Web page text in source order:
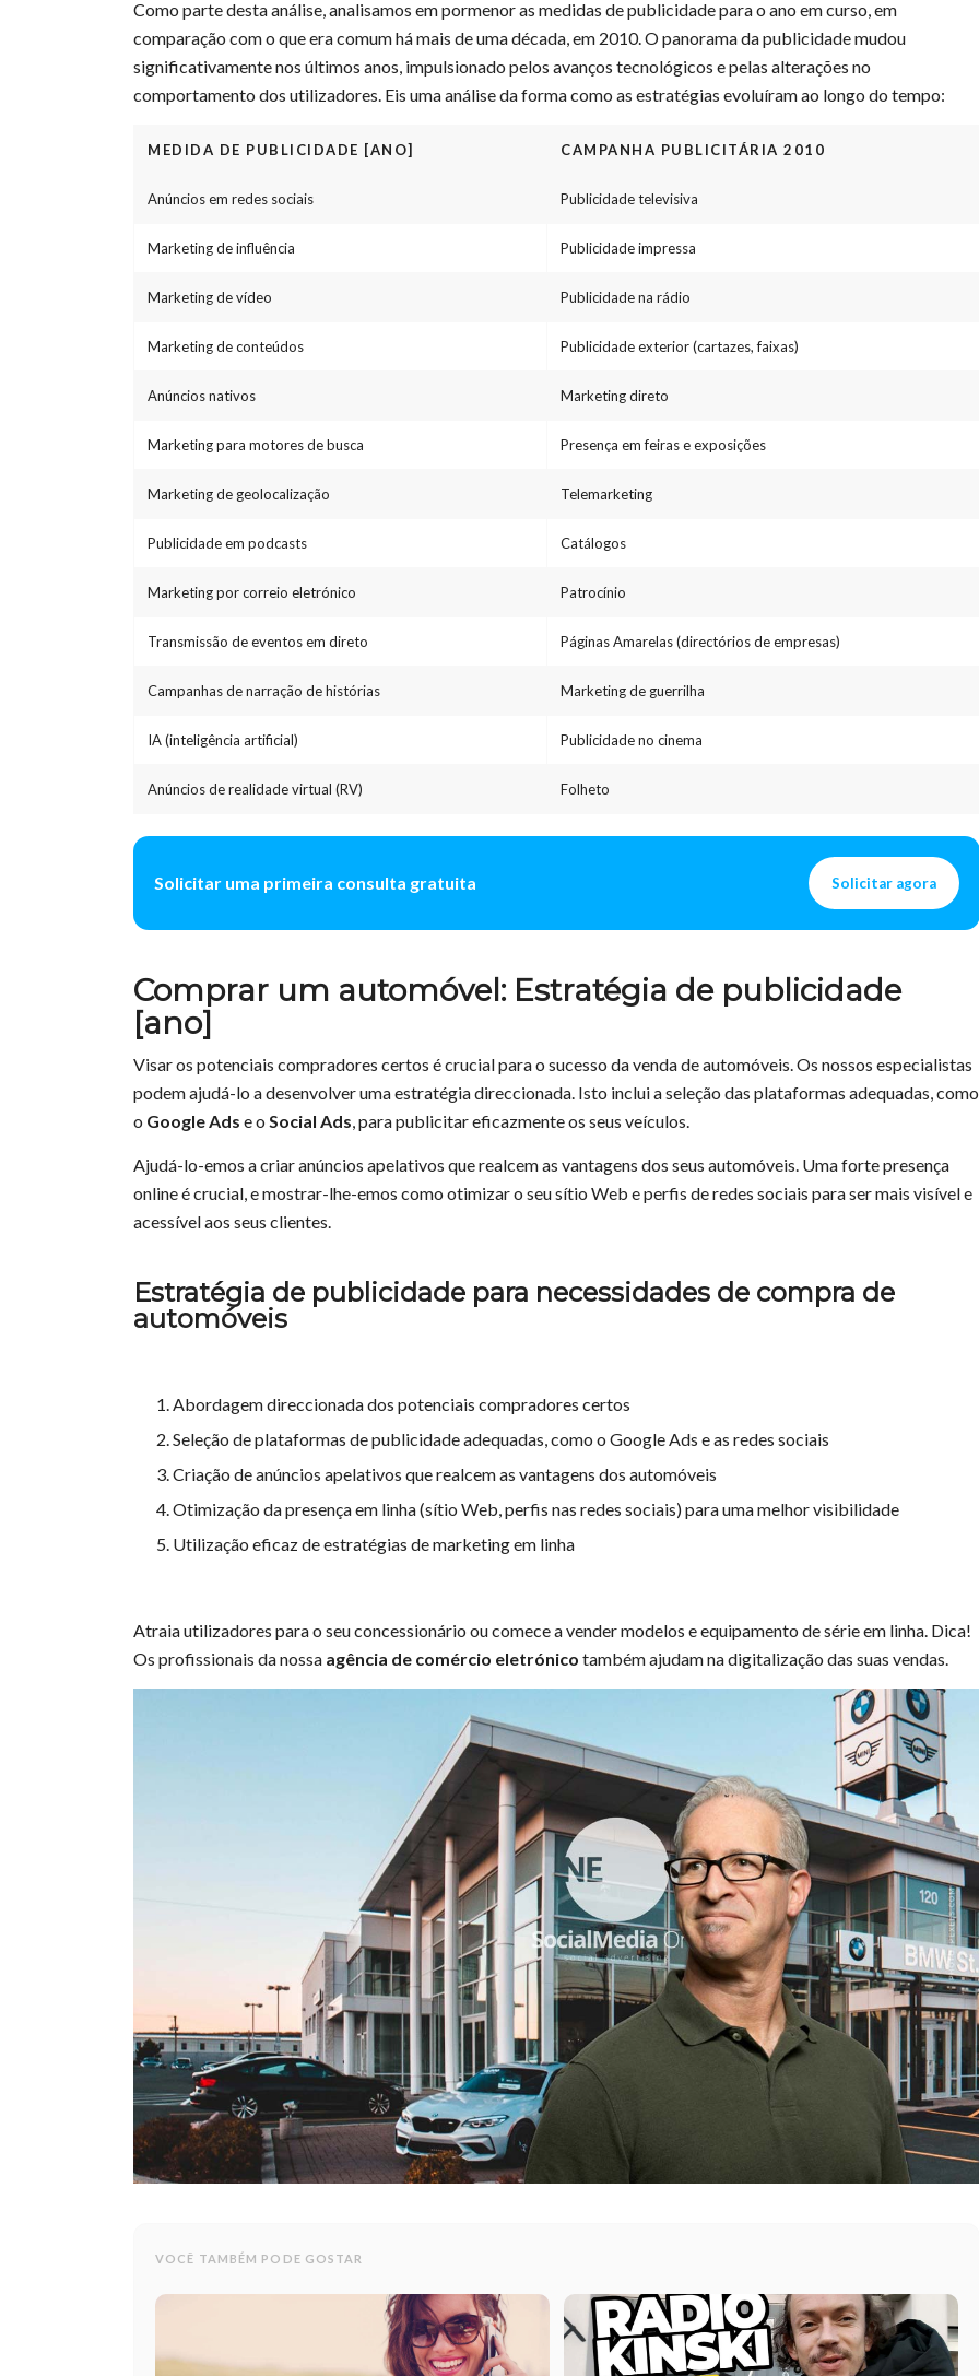
Como parte desta análise, analisamos em pormenor as medidas de publicidade para o ano em curso, em
comparação com o que era comum há mais de uma década, em 2010. O panorama da publicidade mudou
significativamente nos últimos anos, impulsionado pelos avanços tecnológicos e pelas alterações no
comportamento dos utilizadores. Eis uma análise da forma como as estratégias evoluíram ao longo do tempo:
MEDIDA DE PUBLICIDADE [ANO] CAMPANHA PUBLICITÁRIA 2010
Anúncios em redes sociais Publicidade televisiva
Marketing de influência Publicidade impressa
Marketing de vídeo Publicidade na rádio
Marketing de conteúdos Publicidade exterior (cartazes, faixas)
Anúncios nativos Marketing direto
Marketing para motores de busca Presença em feiras e exposições
Marketing de geolocalização Telemarketing
Publicidade em podcasts Catálogos
Marketing por correio eletrónico Patrocínio
Transmissão de eventos em direto Páginas Amarelas (directórios de empresas)
Campanhas de narração de histórias Marketing de guerrilha
IA (inteligência artificial) Publicidade no cinema
Anúncios de realidade virtual (RV) Folheto
Solicitar uma primeira consulta gratuita Solicitar agora
Comprar um automóvel: Estratégia de publicidade
[ano]
Visar os potenciais compradores certos é crucial para o sucesso da venda de automóveis. Os nossos especialistas
podem ajudá-lo a desenvolver uma estratégia direccionada. Isto inclui a seleção das plataformas adequadas, como
o Google Ads e o Social Ads, para publicitar eficazmente os seus veículos.
Ajudá-lo-emos a criar anúncios apelativos que realcem as vantagens dos seus automóveis. Uma forte presença
online é crucial, e mostrar-lhe-emos como otimizar o seu sítio Web e perfis de redes sociais para ser mais visível e
acessível aos seus clientes.
Estratégia de publicidade para necessidades de compra de
automóveis
Abordagem direccionada dos potenciais compradores certos
Seleção de plataformas de publicidade adequadas, como o Google Ads e as redes sociais
Criação de anúncios apelativos que realcem as vantagens dos automóveis
Otimização da presença em linha (sítio Web, perfis nas redes sociais) para uma melhor visibilidade
Utilização eficaz de estratégias de marketing em linha
Atraia utilizadores para o seu concessionário ou comece a vender modelos e equipamento de série em linha. Dica!
Os profissionais da nossa agência de comércio eletrónico também ajudam na digitalização das suas vendas.
VOCÊ TAMBÉM PODE GOSTAR